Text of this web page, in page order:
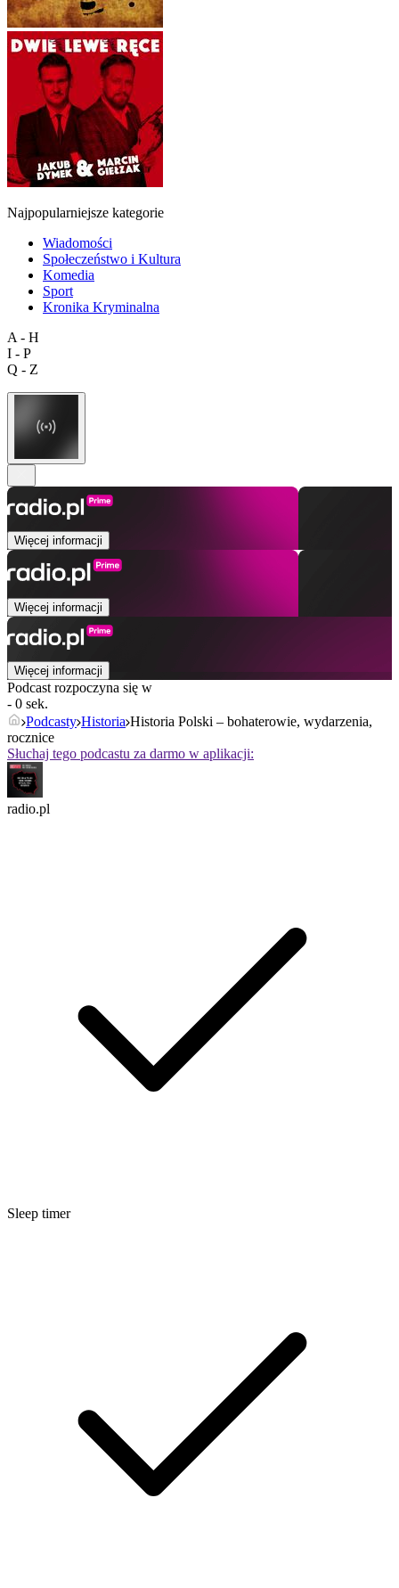
Najpopularniejsze kategorie
Wiadomości
Społeczeństwo i Kultura
Komedia
Sport
Kronika Kryminalna
A - H
I - P
Q - Z
Więcej informacji
Więcej informacji
Więcej informacji
Podcast rozpoczyna się w
- 0 sek.
Podcasty Historia Historia Polski – bohaterowie, wydarzenia,
rocznice
Słuchaj tego podcastu za darmo w aplikacji:
radio.pl
Sleep timer